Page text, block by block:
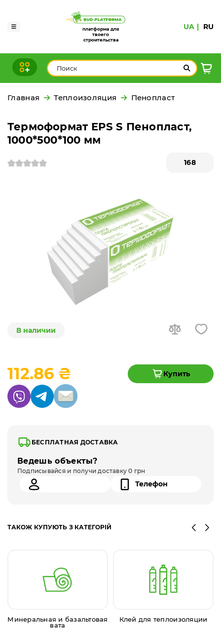
платформа для
твоего
строительства
UA RU
Главная Теплоизоляция Пенопласт
Термоформат EPS S Пенопласт,
1000*500*100 мм
168
В наличии
112.86 ₴ Купить
БЕСПЛАТНАЯ ДОСТАВКА
Ведешь объекты?
Подписывайся и получи доставку 0 грн
ТАКОЖ КУПУЮТЬ З КАТЕГОРІЙ
Минеральная и базальтовая
вата
Клей для теплоизоляции